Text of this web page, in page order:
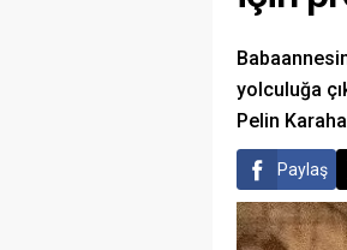
yolculuğa
Pelin
Paylaş